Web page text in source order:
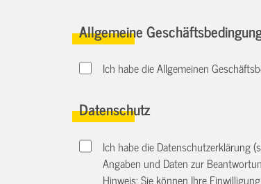
Allgemeine
Ich habe die Allgemeinen
Datenschutz
Ich habe die Datenschutzerklärung
Angaben und Daten zur
Hinweis: Sie können Ihre